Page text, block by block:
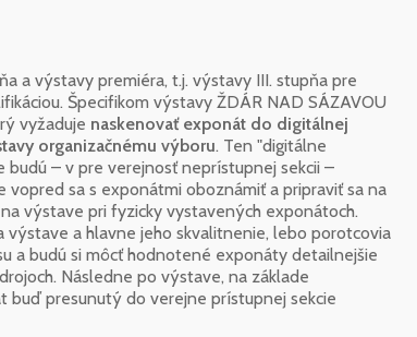
a výstavy premiéra, t.j. výstavy III. stupňa pre
Špecifikom výstavy ŽDÁR NAD SÁZAVOU
vyžaduje naskenovať exponát do digitálnej
organizačnému výboru. Ten "digitálne
budú – v pre verejnosť neprístupnej sekcii –
sa s exponátmi oboznámiť a pripraviť sa na
výstave pri fyzicky vystavených exponátoch.
a hlavne jeho skvalitnenie, lebo porotcovia
a budú si môcť hodnotené exponáty detailnejšie
Následne po výstave, na základe
buď presunutý do verejne prístupnej sekcie